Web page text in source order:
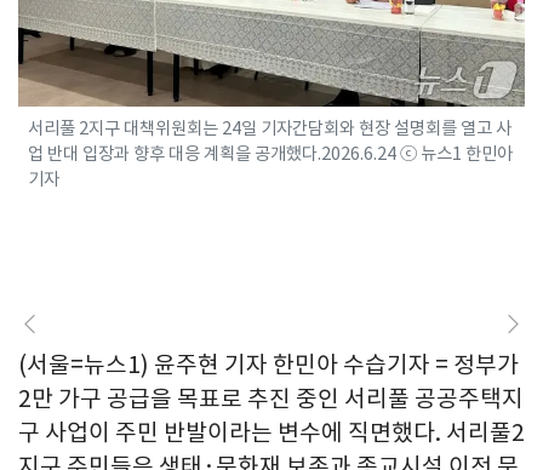
서리풀 2지구 대책위원회는 24일 기자간담회와 현장 설명회를 열고 사
업 반대 입장과 향후 대응 계획을 공개했다.2026.6.24 ⓒ 뉴스1 한민아
기자
(서울=뉴스1) 윤주현 기자 한민아 수습기자 = 정부가
2만 가구 공급을 목표로 추진 중인 서리풀 공공주택지
구 사업이 주민 반발이라는 변수에 직면했다. 서리풀2